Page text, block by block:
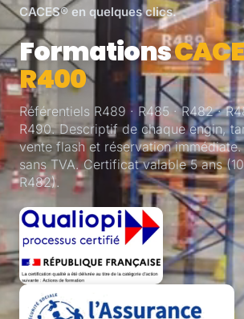
CACES® en quelques clics.
Formations
R400
Référentiels R489 · R485 · R482 ·
R490. Descriptif de chaque engin,
vente flash et réservation
sans TVA. Certificat valable 5 ans
R482).